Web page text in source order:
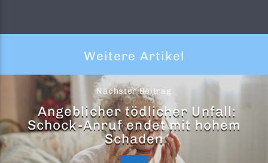
Weitere Artikel
Nächster Beitrag
Angeblicher tödlicher Unfall:
Schock-Anruf endet mit hohem
Schaden